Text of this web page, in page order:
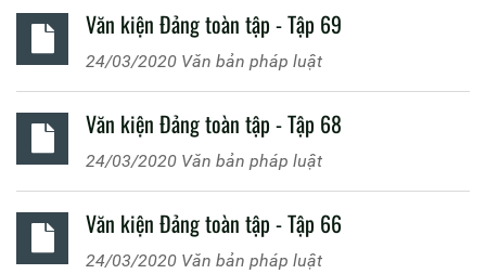
Văn kiện Đảng toàn tập - Tập 69
24/03/2020 Văn bản pháp luật
Văn kiện Đảng toàn tập - Tập 68
24/03/2020 Văn bản pháp luật
Văn kiện Đảng toàn tập - Tập 66
24/03/2020 Văn bản pháp luật